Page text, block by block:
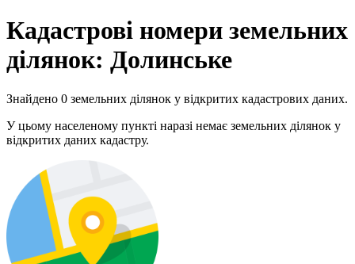
Кадастрові номери земельних
ділянок: Долинське
Знайдено 0 земельних ділянок у відкритих кадастрових даних.
У цьому населеному пункті наразі немає земельних ділянок у
відкритих даних кадастру.